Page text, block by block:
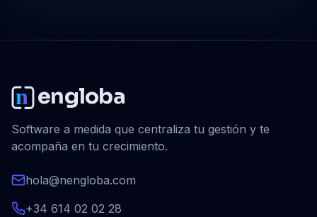
engloba
Software a medida que centraliza tu gestión y te
acompaña en tu crecimiento.
hola@nengloba.com
+34 614 02 02 28